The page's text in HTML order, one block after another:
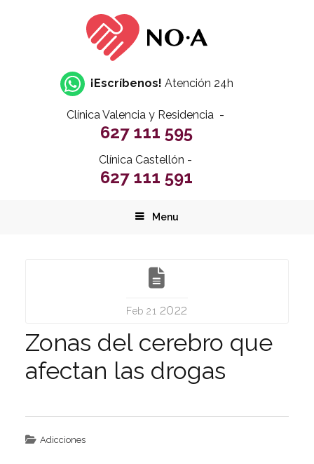
¡Escríbenos! Atención 24h
Clínica Valencia y Residencia -
627 111 595
Clínica Castellón -
627 111 591
Menu
Feb 21 2022
Zonas del cerebro que
afectan las drogas
Adicciones